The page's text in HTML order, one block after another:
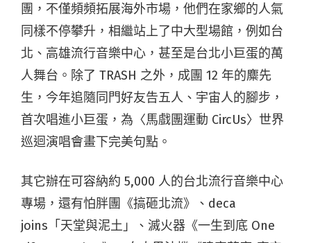
團，不僅頻頻拓展海外市場，他們在家鄉的人氣
同樣不停攀升，相繼站上了中大型場館，例如台
北、高雄流行音樂中心，甚至是台北小巨蛋的萬
人舞台。除了 TRASH 之外，成團 12 年的麋先
生，今年追隨同門好友告五人、宇宙人的腳步，
首次唱進小巨蛋，為〈馬戲團運動 CircUs〉世界
巡迴演唱會畫下完美句點。
其它辦在可容納約 5,000 人的台北流行音樂中心
專場，還有怕胖團《搞砸北流》、deca
joins「天堂與泥土」、滅火器《一生到底 One